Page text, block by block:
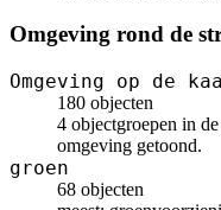
Omgeving rond de
Omgeving op de
180 objecten
4 objectgroepen in
omgeving getoond.
groen
68 objecten